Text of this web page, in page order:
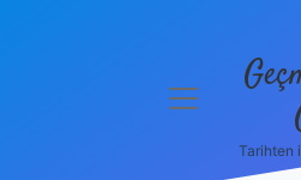
menüyü
Tarihten